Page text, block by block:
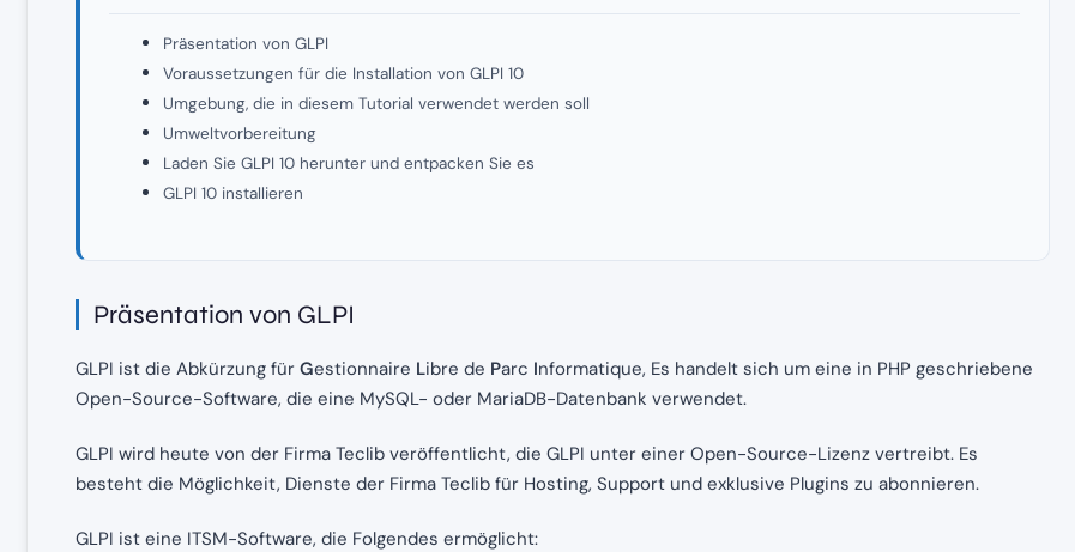
Präsentation von GLPI
Voraussetzungen für die Installation von GLPI 10
Umgebung, die in diesem Tutorial verwendet werden soll
Umweltvorbereitung
Laden Sie GLPI 10 herunter und entpacken Sie es
GLPI 10 installieren
Präsentation von GLPI
GLPI ist die Abkürzung für Gestionnaire Libre de Parc Informatique, Es handelt sich um eine in PHP geschriebene
Open-Source-Software, die eine MySQL- oder MariaDB-Datenbank verwendet.
GLPI wird heute von der Firma Teclib veröffentlicht, die GLPI unter einer Open-Source-Lizenz vertreibt. Es
besteht die Möglichkeit, Dienste der Firma Teclib für Hosting, Support und exklusive Plugins zu abonnieren.
GLPI ist eine ITSM-Software, die Folgendes ermöglicht: